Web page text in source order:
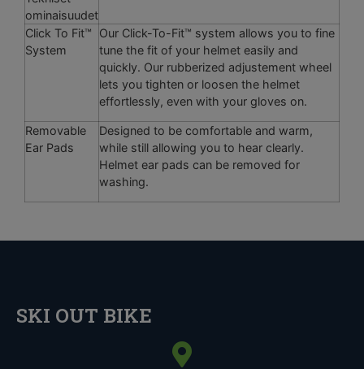
ominaisuudet
Click To Fit™
System
Our Click-To-Fit™ system allows you to fine
tune the fit of your helmet easily and
quickly. Our rubberized adjustement wheel
lets you tighten or loosen the helmet
effortlessly, even with your gloves on.
Removable
Ear Pads
Designed to be comfortable and warm,
while still allowing you to hear clearly.
Helmet ear pads can be removed for
washing.
SKI OUT BIKE